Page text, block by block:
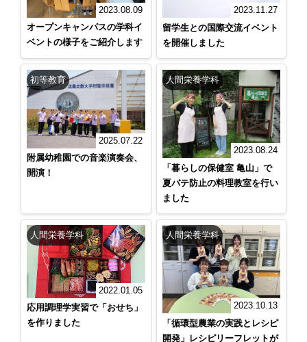
2023.08.09
オープンキャンパスの学科イ
ベントの様子をご紹介します
2023.11.27
留学生との国際交流イベント
を開催しました
初等教育
2025.07.22
附属幼稚園での音楽演奏会、
開演！
人間栄養学科
2023.08.24
「暮らしの保健室 亀山」で
夏バテ防止の料理教室を行い
ました
人間栄養学科
2022.01.05
応用調理学実習で「おせち」
を作りました
人間栄養学科
2023.10.13
「循環型農業の実践とレシピ
開発」レシピリーフレットが